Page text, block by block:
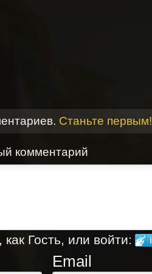
Станьте первым!
комментарий
Гость, или войти:
Email